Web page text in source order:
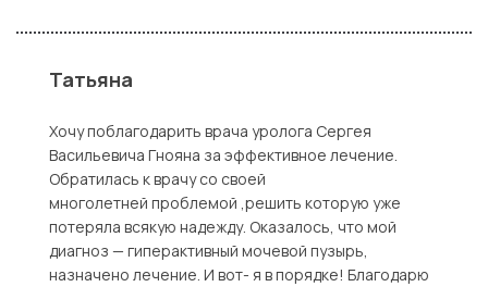
Татьяна
Хочу поблагодарить врача уролога Сергея
Васильевича Гнояна за эффективное лечение.
Обратилась к врачу со своей
многолетней проблемой ,решить которую уже
потеряла всякую надежду. Оказалось, что мой
диагноз — гиперактивный мочевой пузырь,
назначено лечение. И вот- я в порядке! Благодарю